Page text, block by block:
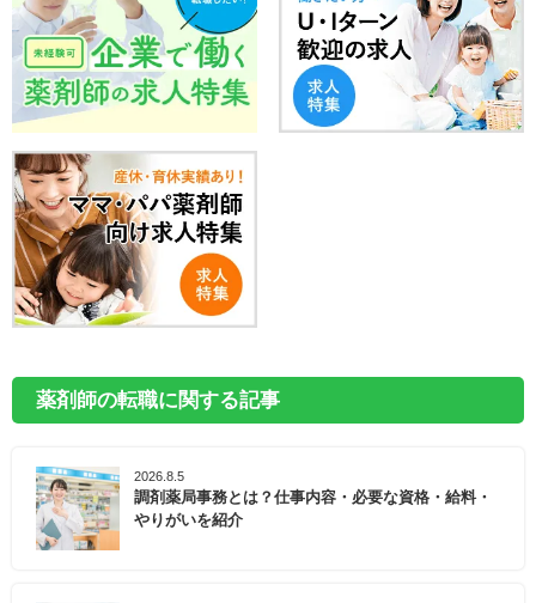
薬剤師の転職に関する記事
2026.8.5
調剤薬局事務とは？仕事内容・必要な資格・給料・
やりがいを紹介